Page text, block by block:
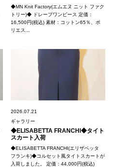
◆MN Knit Factory(エムエヌ ニット ファク
トリー)◆ ドレープワンピース 定価：
16,500円(税込) 素材：コットン65％、ポ
リエス...
2026.07.21
ギャラリー
◆ELISABETTA FRANCHI◆タイト
スカート入荷
◆ELISABETTA FRANCHI(エリザベッタ
フランキ)◆コルセット風タイトスカートが
入荷しました。 定価：44,000円(税込)